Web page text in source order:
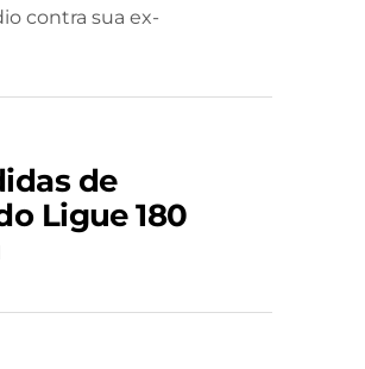
contra sua ex-
de
Ligue 180